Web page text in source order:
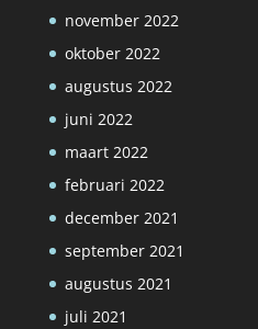
november 2022
oktober 2022
augustus 2022
juni 2022
maart 2022
februari 2022
december 2021
september 2021
augustus 2021
juli 2021